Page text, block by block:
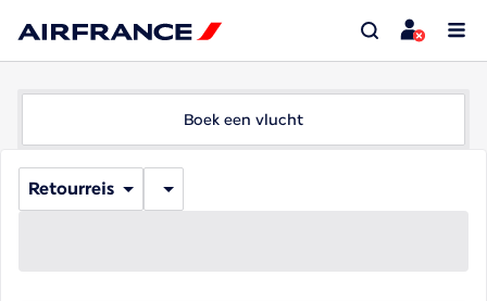
Boek een vlucht
Retourreis